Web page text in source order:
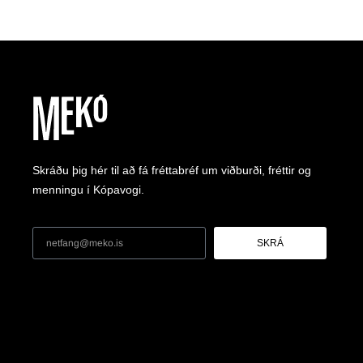
Skráðu þig hér til að fá fréttabréf um viðburði, fréttir og
menningu í Kópavogi.
SKRÁ